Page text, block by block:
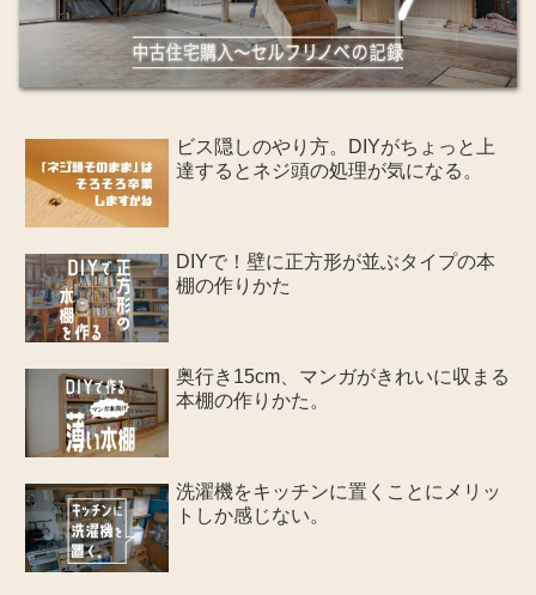
ビス隠しのやり方。DIYがちょっと上
達するとネジ頭の処理が気になる。
DIYで！壁に正方形が並ぶタイプの本
棚の作りかた
奥行き15cm、マンガがきれいに収まる
本棚の作りかた。
洗濯機をキッチンに置くことにメリッ
トしか感じない。